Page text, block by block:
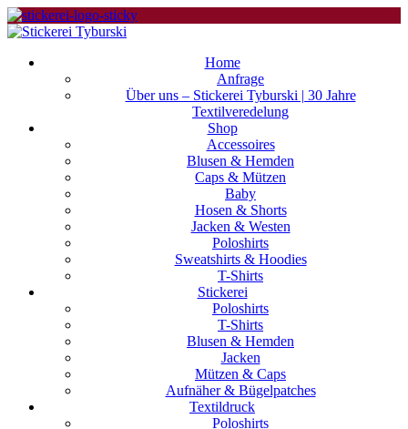
Home
Anfrage
Über uns – Stickerei Tyburski | 30 Jahre
Textilveredelung
Shop
Accessoires
Blusen & Hemden
Caps & Mützen
Baby
Hosen & Shorts
Jacken & Westen
Poloshirts
Sweatshirts & Hoodies
T-Shirts
Stickerei
Poloshirts
T-Shirts
Blusen & Hemden
Jacken
Mützen & Caps
Aufnäher & Bügelpatches
Textildruck
Poloshirts